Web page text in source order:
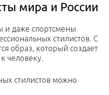
мира и России
и даже спортсмены
стилистов. С
образ, который создает
человеку.
стилистов можно